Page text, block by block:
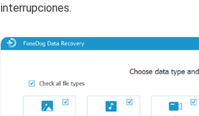
interrupciones.